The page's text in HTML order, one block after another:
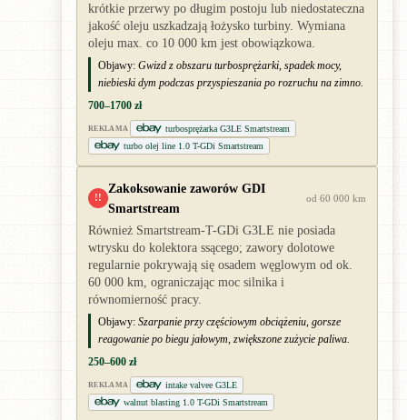
krótkie przerwy po długim postoju lub niedostateczna
jakość oleju uszkadzają łożysko turbiny. Wymiana
oleju max. co 10 000 km jest obowiązkowa.
Objawy: Gwizd z obszaru turbosprężarki, spadek mocy,
niebieski dym podczas przyspieszania po rozruchu na zimno.
700–1700 zł
REKLAMA
turbosprężarka G3LE Smartstream
turbo olej line 1.0 T-GDi Smartstream
!!
Zakoksowanie zaworów GDI
Smartstream
od 60 000 km
Również Smartstream-T-GDi G3LE nie posiada
wtrysku do kolektora ssącego; zawory dolotowe
regularnie pokrywają się osadem węglowym od ok.
60 000 km, ograniczając moc silnika i
równomierność pracy.
Objawy: Szarpanie przy częściowym obciążeniu, gorsze
reagowanie po biegu jałowym, zwiększone zużycie paliwa.
250–600 zł
REKLAMA
intake valvee G3LE
walnut blasting 1.0 T-GDi Smartstream